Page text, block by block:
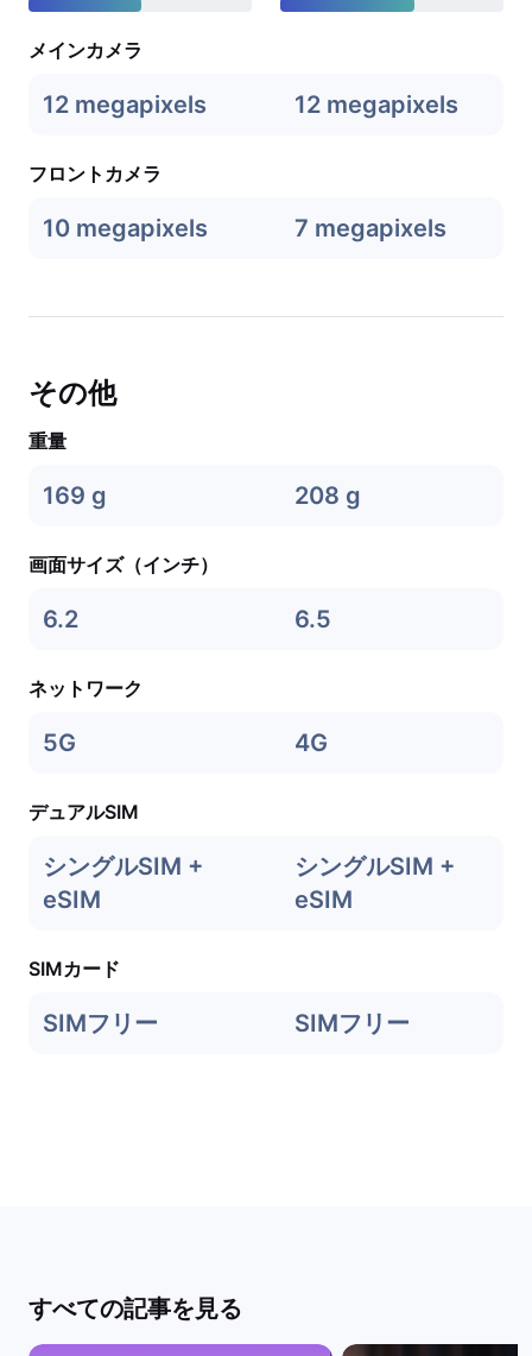
メインカメラ
12 megapixels 12 megapixels
フロントカメラ
10 megapixels 7 megapixels
その他
重量
169 g 208 g
画面サイズ（インチ）
6.2 6.5
ネットワーク
5G 4G
デュアルSIM
シングルSIM +
eSIM
シングルSIM +
eSIM
SIMカード
SIMフリー SIMフリー
すべての記事を見る